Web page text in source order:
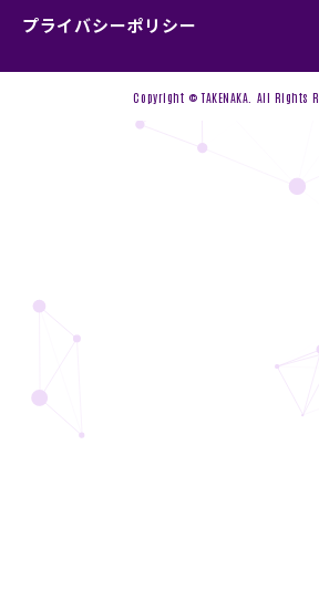
プライバシーポリシー
Copyright © TAKENAKA. All Rights